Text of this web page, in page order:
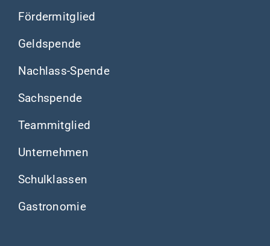
Fördermitglied
Geldspende
Nachlass-Spende
Sachspende
Teammitglied
Unternehmen
Schulklassen
Gastronomie